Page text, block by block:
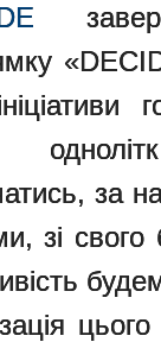
за
зі свого